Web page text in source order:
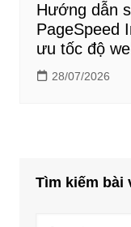
Hướng dẫn
PageSpeed
ưu tốc độ
28/07/2026
Tìm kiếm bài